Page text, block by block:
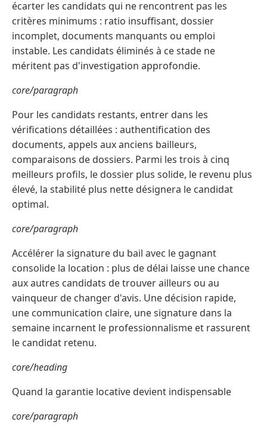
écarter les candidats qui ne rencontrent pas les
critères minimums : ratio insuffisant, dossier
incomplet, documents manquants ou emploi
instable. Les candidats éliminés à ce stade ne
méritent pas d'investigation approfondie.
core/paragraph
Pour les candidats restants, entrer dans les
vérifications détaillées : authentification des
documents, appels aux anciens bailleurs,
comparaisons de dossiers. Parmi les trois à cinq
meilleurs profils, le dossier plus solide, le revenu plus
élevé, la stabilité plus nette désignera le candidat
optimal.
core/paragraph
Accélérer la signature du bail avec le gagnant
consolide la location : plus de délai laisse une chance
aux autres candidats de trouver ailleurs ou au
vainqueur de changer d'avis. Une décision rapide,
une communication claire, une signature dans la
semaine incarnent le professionnalisme et rassurent
le candidat retenu.
core/heading
Quand la garantie locative devient indispensable
core/paragraph